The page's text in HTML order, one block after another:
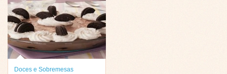
Doces e Sobremesas